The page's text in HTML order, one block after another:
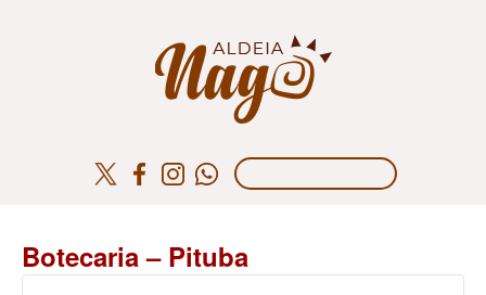
Botecaria – Pituba